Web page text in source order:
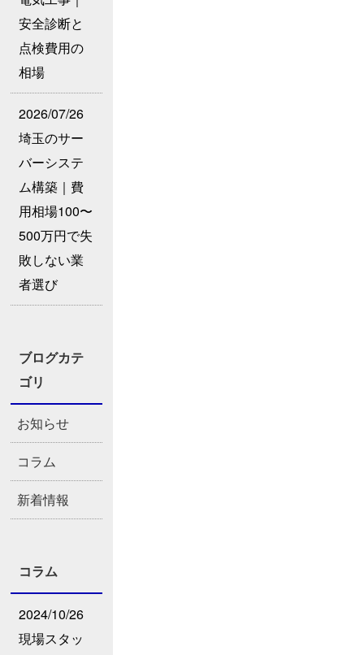
安全診断と
点検費用の
相場
2026/07/26
埼玉のサー
バーシステ
ム構築｜費
用相場100〜
500万円で失
敗しない業
者選び
ブログカテ
ゴリ
お知らせ
コラム
新着情報
コラム
2024/10/26
現場スタッ